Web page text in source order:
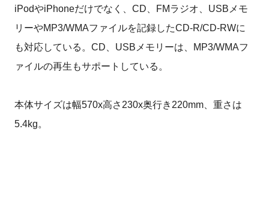
iPodやiPhoneだけでなく、CD、FMラジオ、USBメモ
リーやMP3/WMAファイルを記録したCD-R/CD-RWに
も対応している。CD、USBメモリーは、MP3/WMAフ
ァイルの再生もサポートしている。
本体サイズは幅570x高さ230x奥行き220mm、重さは
5.4kg。